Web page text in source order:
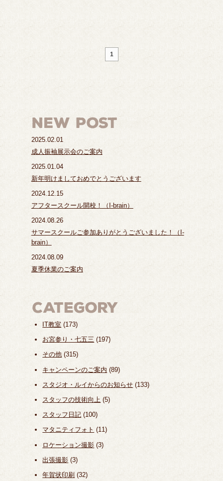
1
2025.02.01
成人振袖展示会のご案内
2025.01.04
新年明けましておめでとうございます
2024.12.15
アフタースクール開校！（I-brain）
2024.08.26
サマースクールご参加ありがとうございました！（I-
brain）
2024.08.09
夏季休業のご案内
IT教室 (173)
お宮参り・七五三 (197)
その他 (315)
キャンペーンのご案内 (89)
スタジオ・ルイからのお知らせ (133)
スタッフの技術向上 (5)
スタッフ日記 (100)
マタニティフォト (11)
ロケーション撮影 (3)
出張撮影 (3)
年賀状印刷 (32)